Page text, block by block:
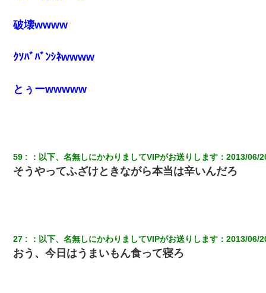
破壊wwww
ｸｿﾊﾞﾊﾞﾝｼﾈwwww
とぅーwwwww
59 ： 以下、名無しにかわりましてVIPがお送りします ：2013/06/
そうやってふざけときながら本当は辛いんだろ
27 ： 以下、名無しにかわりましてVIPがお送りします ：2013/06/
おう、今日はうまいもん食って寝ろ